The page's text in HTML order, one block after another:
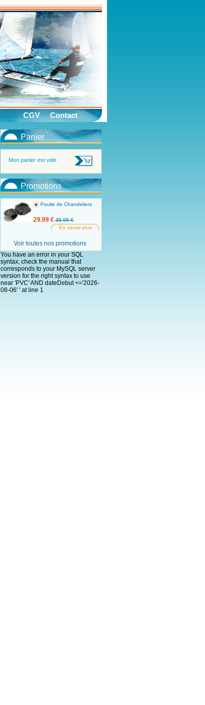
CGV Contact
Panier
Mon panier est vide
Promotions
Poulie de Chandeliers
29.99 €35.95 €
En savoir plus
Voir toutes nos promotions
You have an error in your SQL
syntax; check the manual that
corresponds to your MySQL server
version for the right syntax to use
near 'PVC' AND dateDebut <='2026-
08-06' ' at line 1